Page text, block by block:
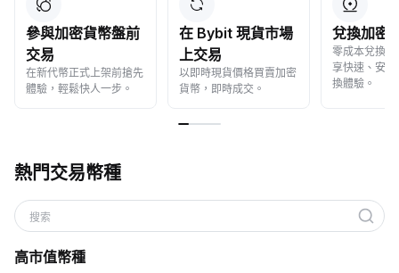
參與加密貨幣盤前
交易
在新代幣正式上架前搶先
體驗，輕鬆快人一步。
在 Bybit 現貨市場
上交易
以即時現貨價格買賣加密
貨幣，即時成交。
兌換加密
零成本兌換
享快速、安
換體驗。
熱門交易幣種
搜索
高市值幣種